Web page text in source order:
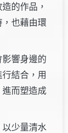
的作品，
也藉由環
響身邊的
結合，用
而塑造成
少量清水